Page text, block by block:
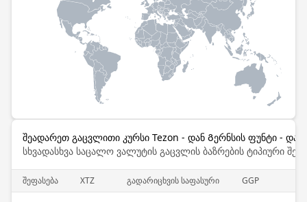
შეადარეთ გაცვლითი კურსი Tezon - დან Გერნსის ფუნტი - დან
სხვადასხვა საცალო ვალუტის გაცვლის ბაზრების ტიპიური
შეფასება XTZ გადარიცხვის საფასური GGP